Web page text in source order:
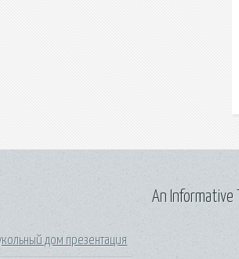
дом презентация
An Informative